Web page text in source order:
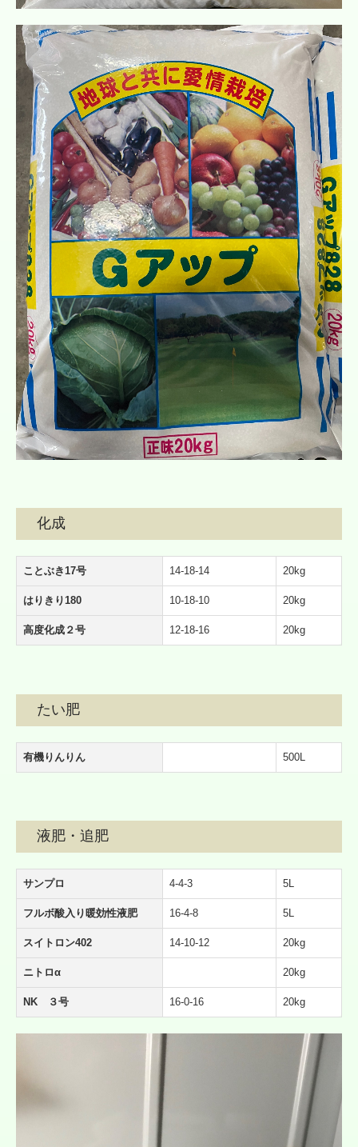
化成
ことぶき17号 14-18-14 20kg
はりきり180 10-18-10 20kg
高度化成２号 12-18-16 20kg
たい肥
有機りんりん 500L
液肥・追肥
サンプロ 4-4-3 5L
フルボ酸入り暖効性液肥 16-4-8 5L
スイトロン402 14-10-12 20kg
ニトロα 20kg
NK ３号 16-0-16 20kg